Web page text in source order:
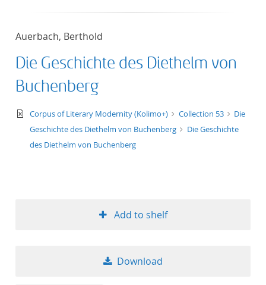
Auerbach, Berthold
Die Geschichte des Diethelm von
Buchenberg
text/xml
Corpus of Literary Modernity (Kolimo+) Collection 53
Die
Geschichte des Diethelm von Buchenberg
Die Geschichte
des Diethelm von Buchenberg
Add to shelf
Download